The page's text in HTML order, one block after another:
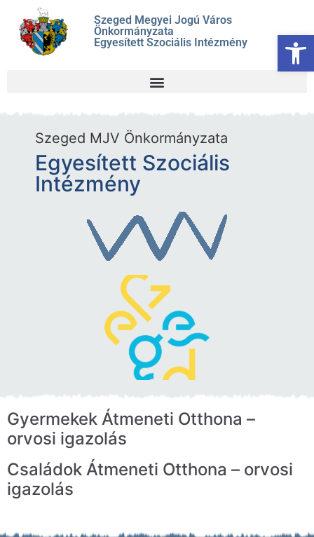
Szeged Megyei Jogú Város
Önkormányzata
Egyesített Szociális Intézmény
Szeged MJV Önkormányzata
Egyesített Szociális
Intézmény
Gyermekek Átmeneti Otthona –
orvosi igazolás
Családok Átmeneti Otthona – orvosi
igazolás